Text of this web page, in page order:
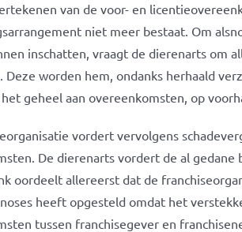
van de voor- en
niet meer bestaat. Om
inschatten, vraagt de dierenarts om
Deze worden hem, ondanks herhaald
geheel aan overeenkomsten, op
vordert vervolgens
De dierenarts vordert de al
oordeelt allereerst dat de
heeft opgesteld omdat het
tussen franchisegever en